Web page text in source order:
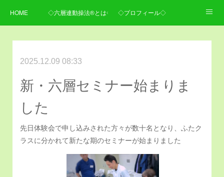
HOME ◇六層連動操法®とは◇ ◇プロフィール◇
2025.12.09 08:33
新・六層セミナー始まりま
した
先日体験会で申し込みされた方々が数十名となり、ふたク
ラスに分かれて新たな期のセミナーが始まりました